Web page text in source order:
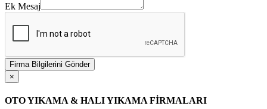
Ek Mesaj
Firma Bilgilerini Gönder
×
OTO YIKAMA & HALI YIKAMA FİRMALARI